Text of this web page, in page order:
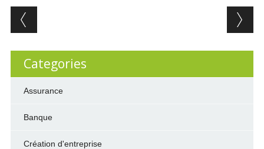
Post navigation
Categories
Assurance
Banque
Création d'entreprise